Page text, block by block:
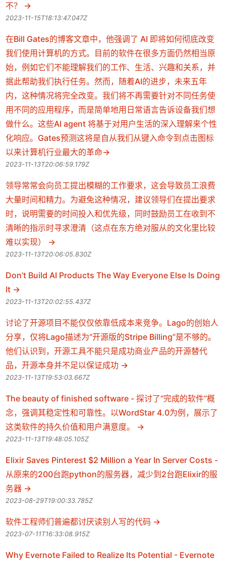
不？
2023-11-15T18:13:47.047Z
在Bill Gates的博客文章中，他强调了 AI 即将如何彻底改变
我们使用计算机的方式。目前的软件在很多方面仍然相当原
始，例如它们不能理解我们的工作、生活、兴趣和关系，并
据此帮助我们执行任务。然而，随着AI的进步，未来五年
内，这种情况将完全改变。我们将不再需要针对不同任务使
用不同的应用程序，而是简单地用日常语言告诉设备我们想
做什么。这些AI agent 将基于对用户生活的深入理解来个性
化响应。Gates预测这将是自从我们从键入命令到点击图标
以来计算机行业最大的革命​
2023-11-13T20:06:59.179Z
领导常常会向员工提出模糊的工作要求，这会导致员工浪费
大量时间和精力。为避免这种情况，建议领导们在提出要求
时，说明需要的时间投入和优先级，同时鼓励员工在收到不
清晰的指示时寻求澄清（这点在东方绝对服从的文化里比较
难以实现）
2023-11-13T20:06:05.830Z
Don’t Build AI Products The Way Everyone Else Is Doing
It
2023-11-13T20:02:55.437Z
讨论了开源项目不能仅仅依靠低成本来竞争。Lago的创始人
分享，仅将Lago描述为“开源版的Stripe Billing”是不够的。
他们认识到，开源工具不能只是成功商业产品的开源替代
品，开源本身并不足以保证成功
2023-11-13T19:53:03.667Z
The beauty of finished software - 探讨了“完成的软件”概
念，强调其稳定性和可靠性。以WordStar 4.0为例，展示了
这类软件的持久价值和用户满意度。
2023-11-13T19:48:05.105Z
Elixir Saves Pinterest $2 Million a Year In Server Costs -
从原来的200台跑python的服务器，减少到2台跑Elixir的服
务器
2023-08-29T19:00:33.785Z
软件工程师们普遍都讨厌读别人写的代码
2023-07-11T16:33:08.915Z
Why Evernote Failed to Realize Its Potential - Evernote